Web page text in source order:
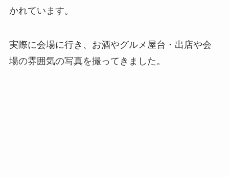
かれています。
実際に会場に行き、お酒やグルメ屋台・出店や会
場の雰囲気の写真を撮ってきました。